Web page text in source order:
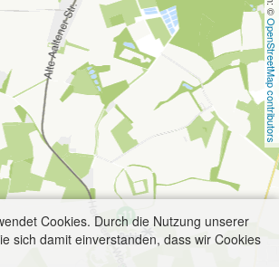
OpenStreetMap contributors
Cookies. Durch die Nutzung unserer
sich damit einverstanden, dass wir Cookies